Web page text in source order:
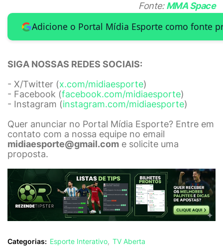
Fonte:MMA Space
Adicione o Portal Mídia Esporte como fonte
SIGA NOSSAS REDES SOCIAIS:
- X/Twitter (x.com/midiaesporte)
- Facebook (facebook.com/midiaesporte)
- Instagram (instagram.com/midiaesporte)
Quer anunciar no Portal Mídia Esporte? Entre em
contato com a nossa equipe no email
midiaesporte@gmail.com e solicite uma
proposta.
Categorias: Esporte Interativo TV Aberta